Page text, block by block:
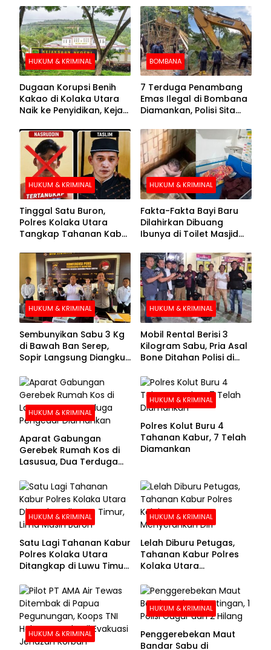
HUKUM & KRIMINAL
Dugaan Korupsi Benih
Kakao di Kolaka Utara
Naik ke Penyidikan, Kejari
BOMBANA
7 Terduga Penambang
Emas Ilegal di Bombana
Diamankan, Polisi Sita
Crusher
HUKUM & KRIMINAL
Tinggal Satu Buron,
Polres Kolaka Utara
Tangkap Tahanan Kabur
Pengejaran
HUKUM & KRIMINAL
Fakta-Fakta Bayi Baru
Dilahirkan Dibuang
Ibunya di Toilet Masjid
HUKUM & KRIMINAL
Sembunyikan Sabu 3 Kg
di Bawah Ban Serep,
Sopir Langsung Diangkut
HUKUM & KRIMINAL
Mobil Rental Berisi 3
Kilogram Sabu, Pria Asal
Bone Ditahan Polisi di
HUKUM & KRIMINAL
Aparat Gabungan
Gerebek Rumah Kos di
Lasusua, Dua Terduga
HUKUM & KRIMINAL
Polres Kolut Buru 4
Tahanan Kabur, 7 Telah
Diamankan
HUKUM & KRIMINAL
Satu Lagi Tahanan Kabur
Polres Kolaka Utara
Ditangkap di Luwu Timur,
HUKUM & KRIMINAL
Lelah Diburu Petugas,
Tahanan Kabur Polres
Kolaka Utara
HUKUM & KRIMINAL
HUKUM & KRIMINAL
Penggerebekan Maut
Bandar Sabu di